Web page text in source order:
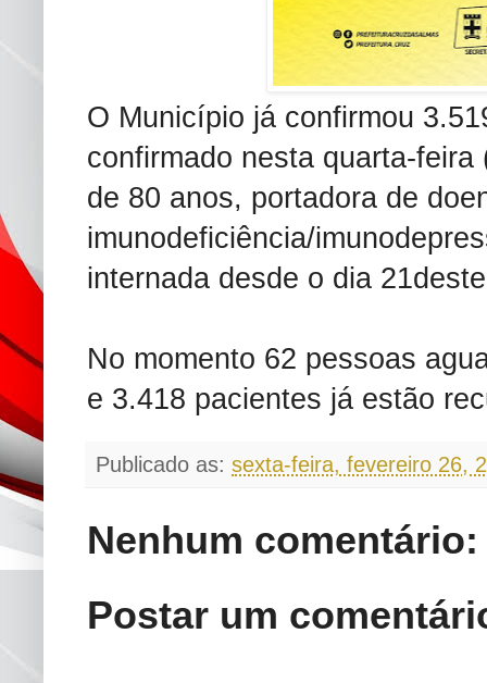
O Município já confirmou
confirmado nesta quarta-
de 80 anos, portadora de
imunodeficiência/
internada desde o dia
No momento 62 pessoas
e 3.418 pacientes já estão
Publicado as: sexta-feira, fevereiro 26,
Nenhum comentário:
Postar um